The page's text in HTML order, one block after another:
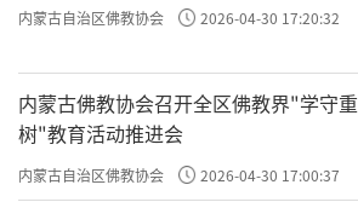
内蒙古自治区佛教协会 2026-04-30 17:20:32
内蒙古佛教协会召开全区佛教界"学守重
树"教育活动推进会
内蒙古自治区佛教协会 2026-04-30 17:00:37